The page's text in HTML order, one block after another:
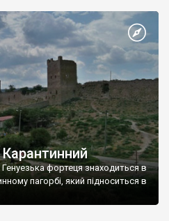
фортеця знаходиться в
пагорбі, який підноситься в